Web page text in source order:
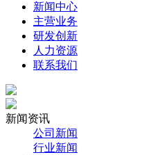
新闻中心
主营业务
研发创新
人力资源
联系我们
新闻资讯
公司新闻
行业新闻